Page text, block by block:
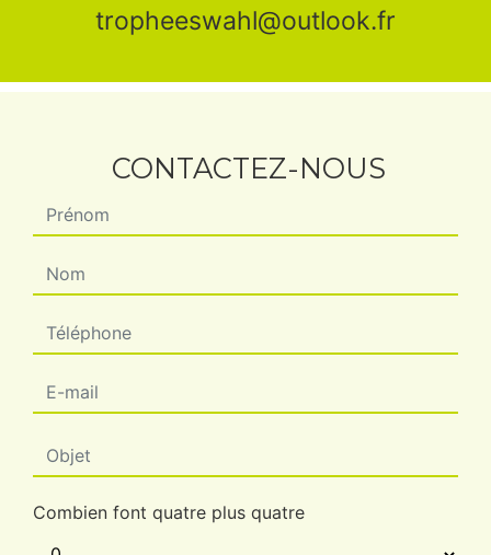
tropheeswahl@outlook.fr
CONTACTEZ-NOUS
Combien font quatre plus quatre